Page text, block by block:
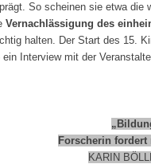
So scheinen sie etwa die
Vernachlässigung des
halten. Der Start des 15.
ein Interview mit der
Forscherin
KARIN